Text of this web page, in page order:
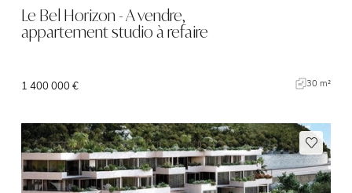
Le Bel Horizon - A vendre,
appartement studio à refaire
1 400 000 € 30 m²